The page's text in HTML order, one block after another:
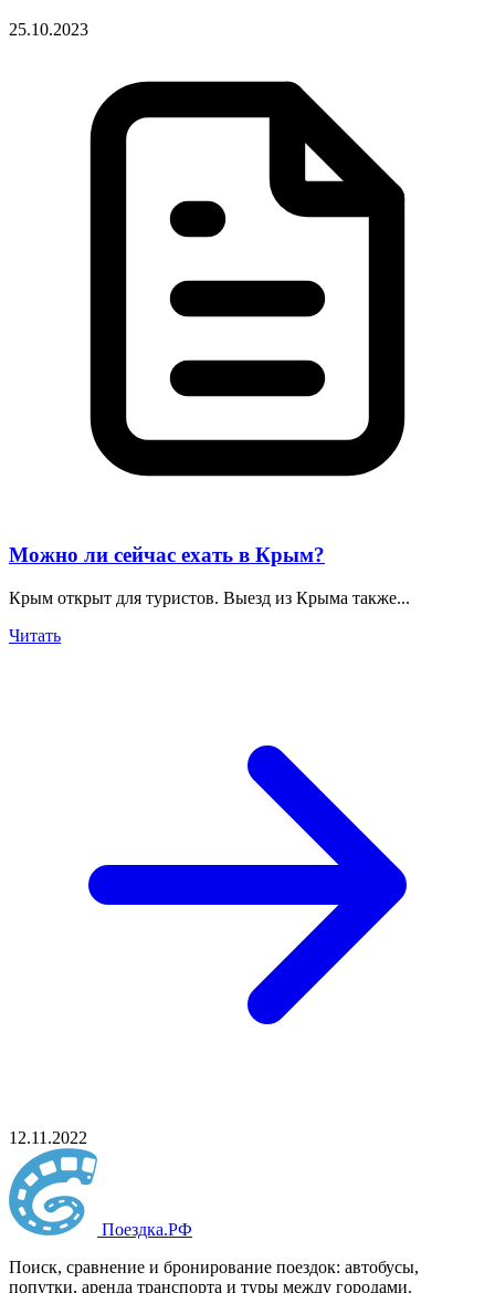
25.10.2023
Можно ли сейчас ехать в Крым?
Крым открыт для туристов. Выезд из Крыма также...
Читать
12.11.2022
Поездка.РФ
Поиск, сравнение и бронирование поездок: автобусы,
попутки, аренда транспорта и туры между городами.